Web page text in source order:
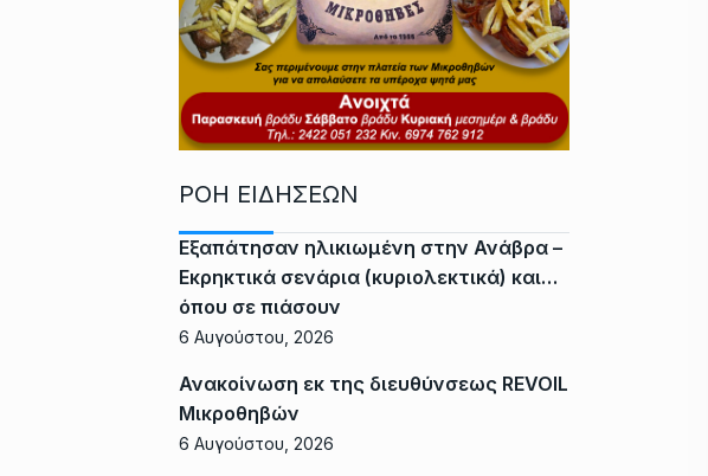
ΡΟΗ ΕΙΔΗΣΕΩΝ
Εξαπάτησαν ηλικιωμένη στην Ανάβρα –
Εκρηκτικά σενάρια (κυριολεκτικά) και…
όπου σε πιάσουν
6 Αυγούστου, 2026
Ανακοίνωση εκ της διευθύνσεως REVOIL
Μικροθηβών
6 Αυγούστου, 2026